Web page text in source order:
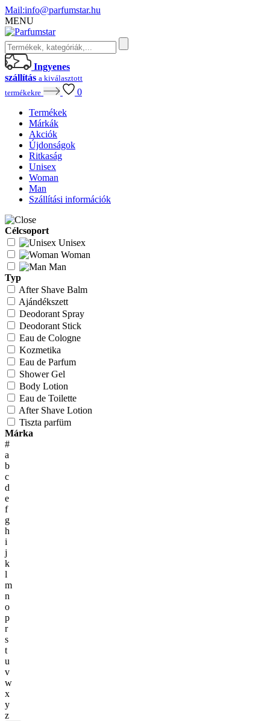
Mail:info@parfumstar.hu
MENU
Ingyenes
szállítás a kiválasztott
termékekre
0
Termékek
Márkák
Akciók
Újdonságok
Ritkaság
Unisex
Woman
Man
Szállítási információk
Célcsoport
Unisex
Woman
Man
Typ
After Shave Balm
Ajándékszett
Deodorant Spray
Deodorant Stick
Eau de Cologne
Kozmetika
Eau de Parfum
Shower Gel
Body Lotion
Eau de Toilette
After Shave Lotion
Tiszta parfüm
Márka
#
a
b
c
d
e
f
g
h
i
j
k
l
m
n
o
p
r
s
t
u
v
w
x
y
z